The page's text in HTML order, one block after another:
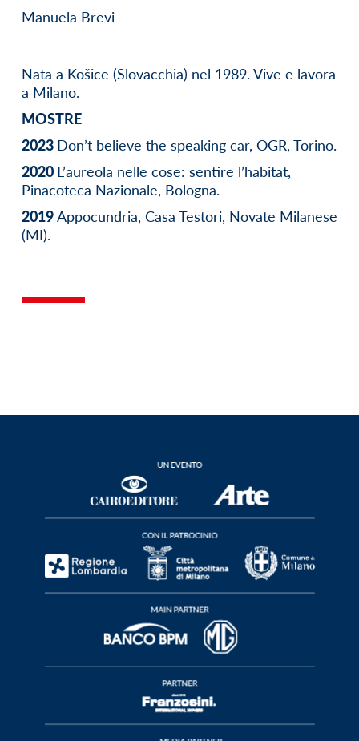
Nata a Košice (Slovacchia) nel 1989. Vive e lavora
a Milano.
MOSTRE
2023 Don’t believe the speaking car, OGR, Torino.
2020 L’aureola nelle cose: sentire l’habitat,
Pinacoteca Nazionale, Bologna.
2019Appocundria, Casa Testori, Novate Milanese
(MI).
Manuela Brevi